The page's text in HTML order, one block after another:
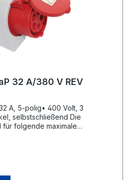
32 A/380 V REV
A, 5-polig• 400 Volt, 3
für folgende maximale
DE, +4960297070,